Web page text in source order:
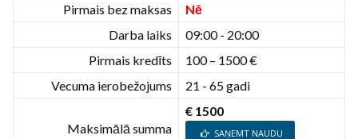
Pirmais bez maksas
Nē
Darba laiks
09:00 - 20:00
Pirmais kredīts
100 – 1500 €
Vecuma ierobežojums
21 - 65 gadi
Maksimālā summa
€ 1500
SAŅEMT NAUDU